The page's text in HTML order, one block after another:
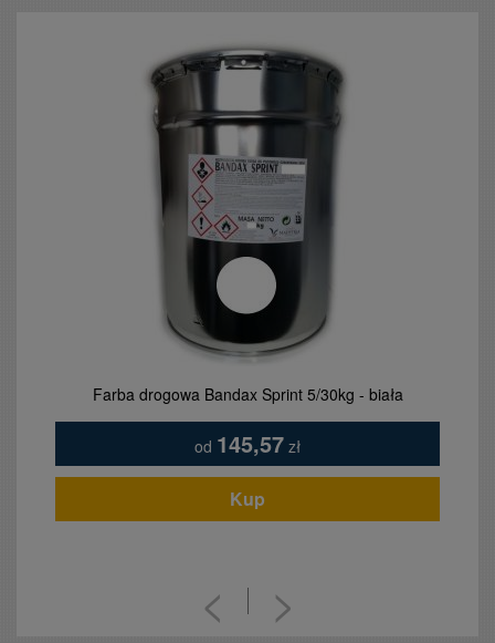
Farba drogowa Bandax Sprint 5/30kg - biała
od 145,57 zł
Kup
< >